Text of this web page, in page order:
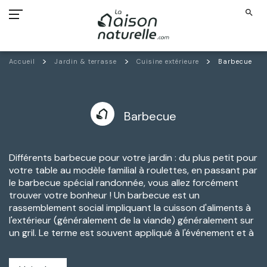
search
Accueil Jardin & terrasse Cuisine extérieure Barbecue
Barbecue
Différents barbecue pour votre jardin : du plus petit pour
votre table au modèle familial à roulettes, en passant par
le barbecue spécial randonnée, vous allez forcément
trouver votre bonheur ! Un barbecue est un
rassemblement social impliquant la cuisson d'aliments à
l'extérieur (généralement de la viande) généralement sur
un gril. Le terme est souvent appliqué à l'événement et à
barbecue".